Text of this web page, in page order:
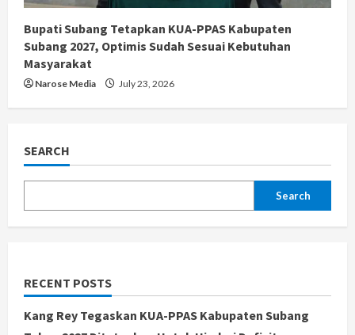
Bupati Subang Tetapkan KUA-PPAS Kabupaten
Subang 2027, Optimis Sudah Sesuai Kebutuhan
Masyarakat
Narose Media July 23, 2026
SEARCH
Search
RECENT POSTS
Kang Rey Tegaskan KUA-PPAS Kabupaten Subang